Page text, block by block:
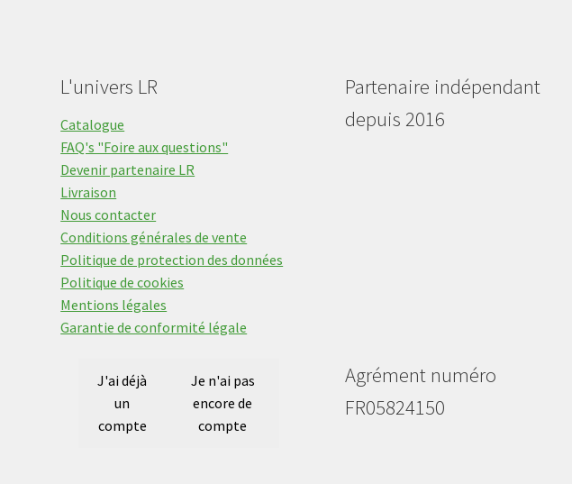
L'univers LR
Catalogue
FAQ's "Foire aux questions"
Devenir partenaire LR
Livraison
Nous contacter
Conditions générales de vente
Politique de protection des données
Politique de cookies
Mentions légales
Garantie de conformité légale
J'ai déjà
un
compte
Je n'ai pas
encore de
compte
Partenaire indépendant
depuis 2016
Agrément numéro
FR05824150